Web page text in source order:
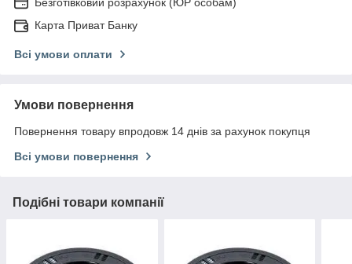
Безготівковий розрахунок (ЮР особам)
Карта Приват Банку
Всі умови оплати
Умови повернення
Повернення товару впродовж 14 днів за рахунок покупця
Всі умови повернення
Подібні товари компанії